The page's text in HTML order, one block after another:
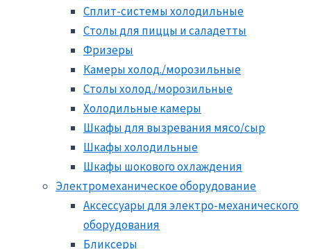
Сплит-системы холодильные
Столы для пиццы и саладетты
Фризеры
Камеры холод./морозильные
Столы холод./морозильные
Холодильные камеры
Шкафы для вызревания мясо/сыр
Шкафы холодильные
Шкафы шокового охлаждения
Электромеханическое оборудование
Аксессуары для электро-механического
оборудования
Бликсеры